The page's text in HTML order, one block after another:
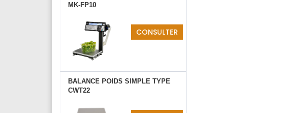
MK-FP10
CONSULTER
BALANCE POIDS SIMPLE TYPE
CWT22